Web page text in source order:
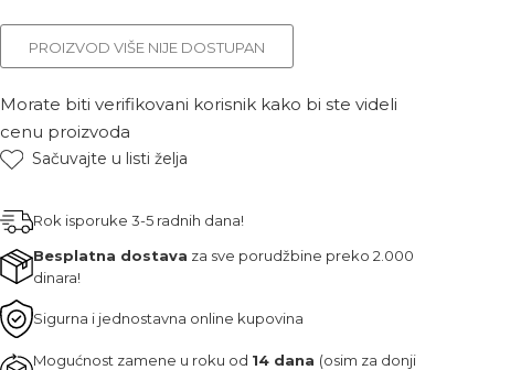
PROIZVOD VIŠE NIJE DOSTUPAN
Morate biti verifikovani korisnik kako bi ste videli
cenu proizvoda
Sačuvajte u listi želja
Rok isporuke 3-5 radnih dana!
Besplatna dostava za sve porudžbine preko 2.000
dinara!
Sigurna i jednostavna online kupovina
Mogućnost zamene u roku od 14 dana (osim za donji